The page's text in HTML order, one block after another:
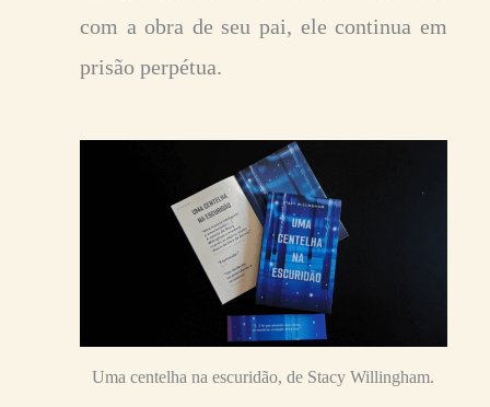
com a obra de seu pai, ele continua em
prisão perpétua.
Uma centelha na escuridão, de Stacy Willingham.